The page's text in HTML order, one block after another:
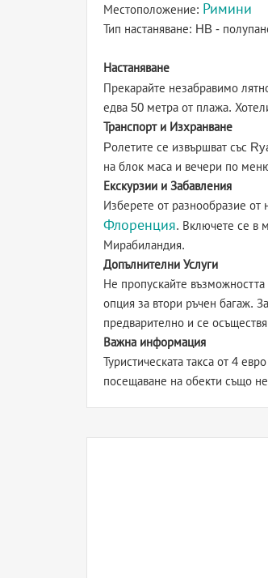
Местоположение: Римини
Тип настаняване: HB -
Настаняване
Прекарайте незабравимо
едва 50 метра от плажа.
Транспорт и Изхранване
Pолетите се извършват със
на блок маса и вечери по
Екскурзии и Забавления
Изберете от разнообразие
Флоренция. Включете се в
Мирабиландия.
Допълнителни Услуги
Не пропускайте
опция за втори ръчен багаж.
предварително и се
Важна информация
Туристическата такса от 4
посещаване на обекти също